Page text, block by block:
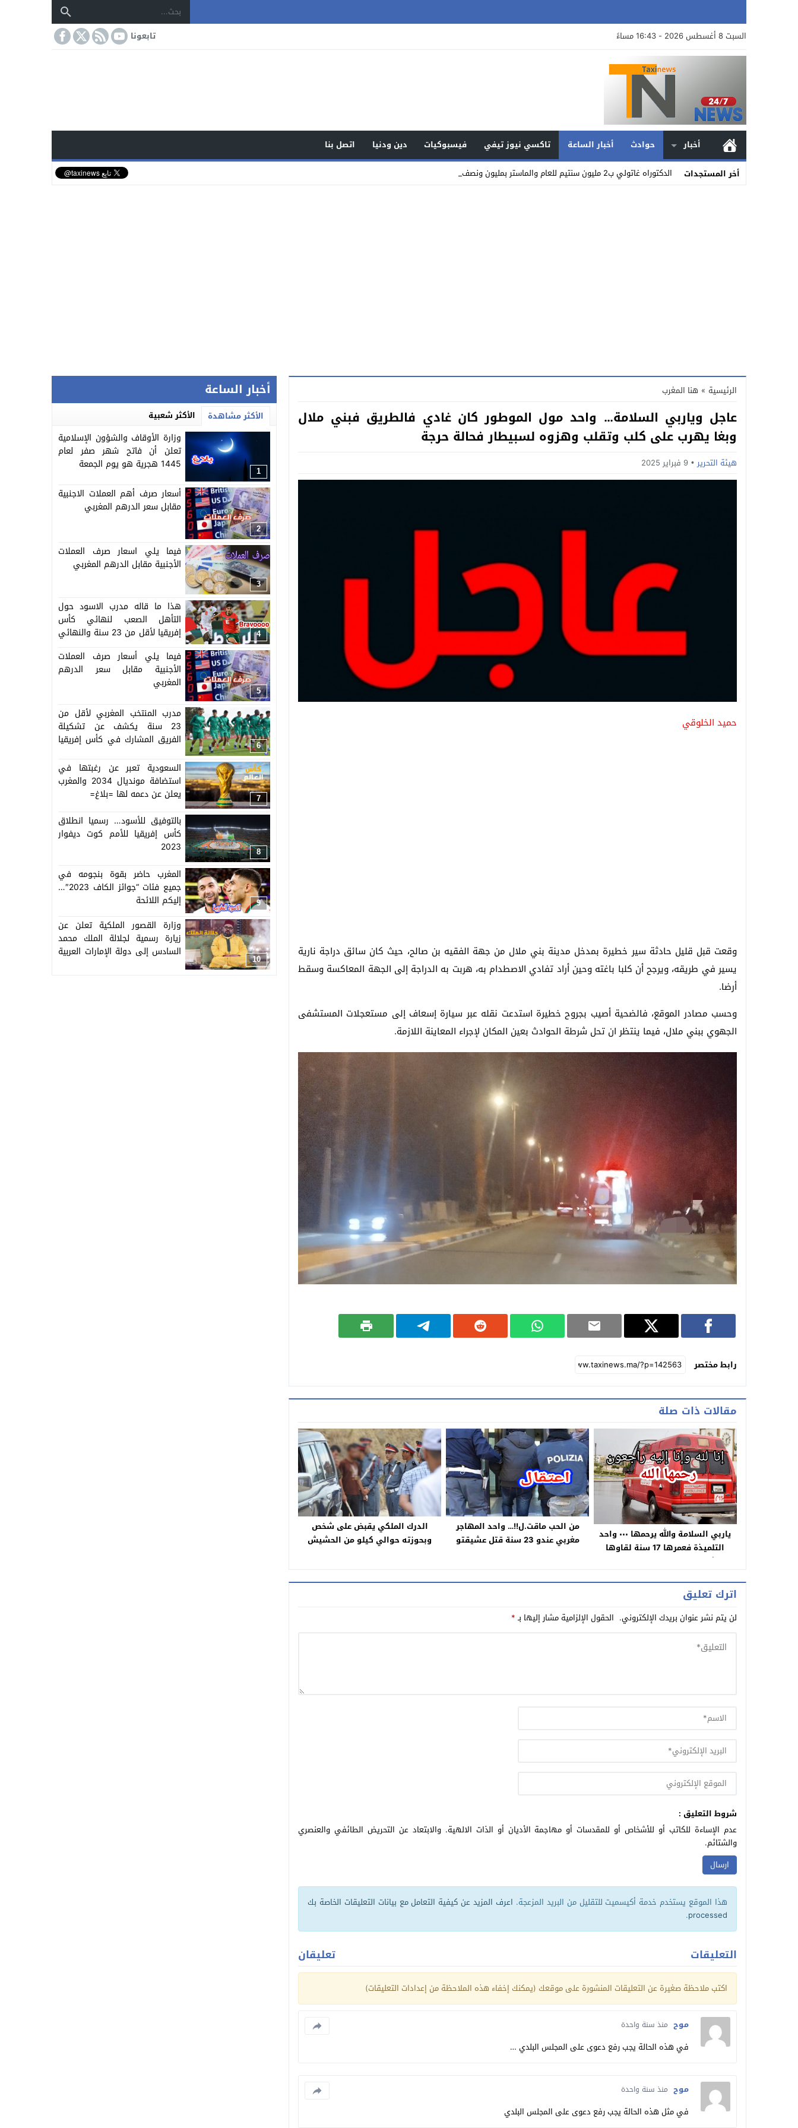
السبت 8 أغسطس 2026 - 16:43 مساءً تابعونا
أخبار حوادث أخبار الساعة تاكسي نيوز تيفي فيسبوكيات دين ودنيا
اتصل بنا
أخر المستجدات
الدكتوراه غاتولي ب2 مليون سنتيم للعام والماستر بمليون ونصف… جمعية حقوقية_
الرئيسية » هنا المغرب
عاجل وياربي السلامة… واحد مول الموطور كان غادي فالطريق فبني ملال
وبغا يهرب على كلب وتقلب وهزوه لسبيطار فحالة حرجة
هيئة التحرير 9 فبراير 2025
حميد الخلوقي
وقعت قبل قليل حادثة سير خطيرة بمدخل مدينة بني ملال من جهة الفقيه بن صالح، حيث كان سائق دراجة نارية
يسير في طريقه، ويرجح أن كلبا باغته وحين أراد تفادي الاصطدام به، هربت به الدراجة إلى الجهة المعاكسة وسقط
أرضا.
وحسب مصادر الموقع، فالضحية أصيب بجروح خطيرة استدعت نقله عبر سيارة إسعاف إلى مستعجلات المستشفى
الجهوي ببني ملال، فيما ينتظر ان تحل شرطة الحوادث بعين المكان لإجراء المعاينة اللازمة.
رابط مختصر
مقالات ذات صلة
ياربي السلامة والله يرحمها ٠٠٠ واحد
التلميذة فعمرها 17 سنة لقاوها
مشنوقة وسط داخلية مؤسسة
من الحب ماقت.ل!!… واحد المهاجر
مغربي عندو 23 سنة قتل عشيقتو
الدرك الملكي يقبض على شخص
وبحوزته حوالي كيلو من الحشيش
اترك تعليق
لن يتم نشر عنوان بريدك الإلكتروني. الحقول الإلزامية مشار إليها بـ*
شروط التعليق :
عدم الإساءة للكاتب أو للأشخاص أو للمقدسات أو مهاجمة الأديان أو الذات الالهية. والابتعاد عن التحريض الطائفي والعنصري
والشتائم.
هذا الموقع يستخدم خدمة أكيسميت للتقليل من البريد المزعجة. اعرف المزيد عن كيفية التعامل مع بيانات التعليقات الخاصة بك
processed
.
التعليقات تعليقان
اكتب ملاحظة صغيرة عن التعليقات المنشورة على موقعك (يمكنك إخفاء هذه الملاحظة من إعدادات التعليقات)
موح منذ سنة واحدة
في هذه الحالة يجب رفع دعوى على المجلس البلدي …
موح منذ سنة واحدة
في مثل هذه الحالة يجب رفع دعوى على المجلس البلدي
أخبار الساعة
الأكثر مشاهدة الأكثر شعبية
1
وزارة الأوقاف والشؤون الإسلامية
تعلن أن فاتح شهر صفر لعام
1445 هجرية هو يوم الجمعة
2
أسعار صرف أهم العملات الاجنبية
مقابل سعر الدرهم المغربي
3
فيما يلي اسعار صرف العملات
الأجنبية مقابل الدرهم المغربي
4
هذا ما قاله مدرب الاسود حول
التأهل الصعب لنهائي كأس
إفريقيا لأقل من 23 سنة والنهائي
5
فيما يلي أسعار صرف العملات
الأجنبية مقابل سعر الدرهم
المغربي
6
مدرب المنتخب المغربي لأقل من
23 سنة يكشف عن تشكيلة
الفريق المشارك في كأس إفريقيا
7
السعودية تعبر عن رغبتها في
استضافة مونديال 2034 والمغرب
يعلن عن دعمه لها =بلاغ=
8
بالتوفيق للأسود… رسميا انطلاق
كأس إفريقيا للأمم كوت ديفوار
2023
9
المغرب حاضر بقوة بنجومه في
جميع فئات “جوائز الكاف 2023″…
إليكم اللائحة
10
وزارة القصور الملكية تعلن عن
زيارة رسمية لجلالة الملك محمد
السادس إلى دولة الإمارات العربية